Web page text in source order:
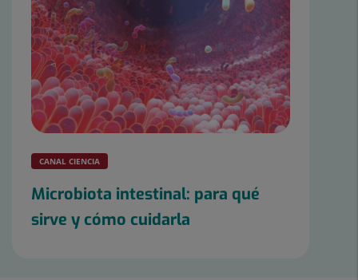
CANAL CIENCIA
Microbiota intestinal: para qué
sirve y cómo cuidarla